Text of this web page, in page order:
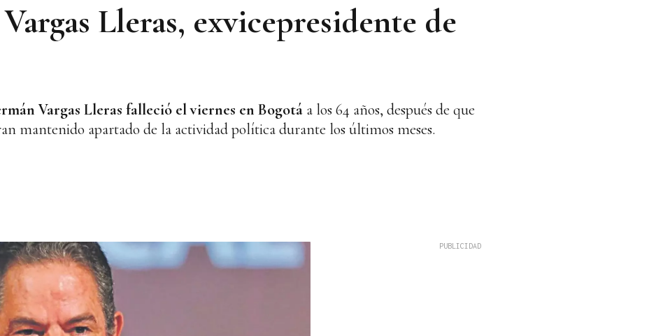
Lleras, exvicepresidente de
Vargas Lleras falleció el viernes en Bogotá a los 64 años, después de que
mantenido apartado de la actividad política durante los últimos meses.